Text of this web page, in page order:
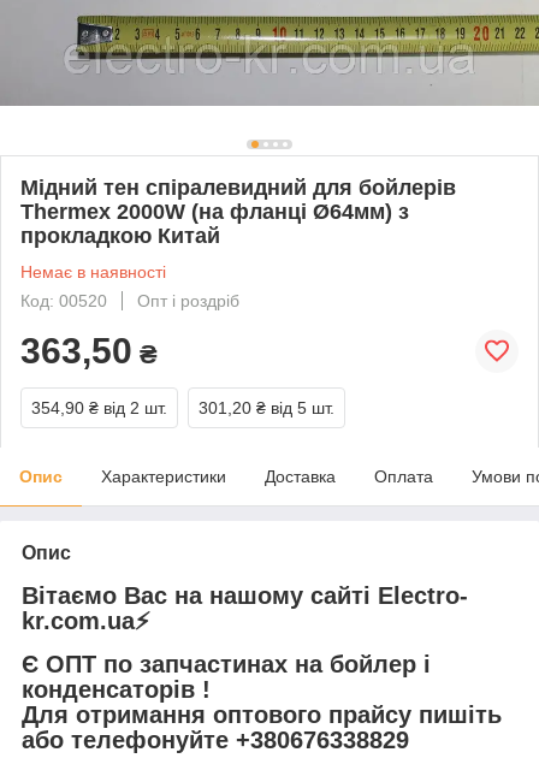
Мідний тен спіралевидний для бойлерів
Thermex 2000W (на фланці Ø64мм) з
прокладкою Китай
Немає в наявності
Код: 00520
Опт і роздріб
363,50 ₴
354,90 ₴ від 2 шт. 301,20 ₴ від 5 шт.
Опис Характеристики Доставка Оплата Умови
Опис
Вітаємо Вас на нашому сайті Electro-
kr.com.ua⚡️
Є ОПТ по запчастинах на бойлер і
конденсаторів !
Для отримання оптового прайсу пишіть
або телефонуйте +380676338829